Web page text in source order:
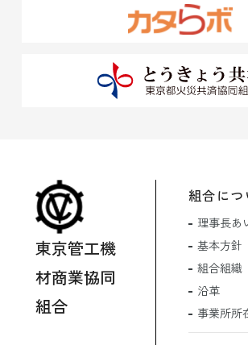
東京管工機
材商業協同
組合
組合につ
理事長あ
基本方針
組合組織
沿革
事業所所